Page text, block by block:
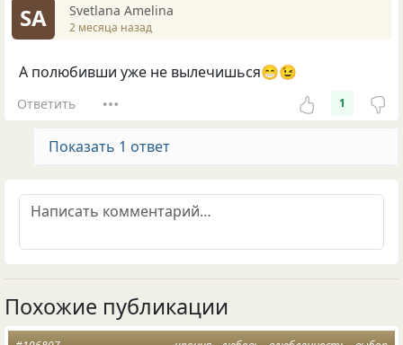
SA Svetlana Amelina
2 месяца назад
А полюбивши уже не вылечишься😁😉
Ответить 1
Показать 1 ответ
Похожие публикации